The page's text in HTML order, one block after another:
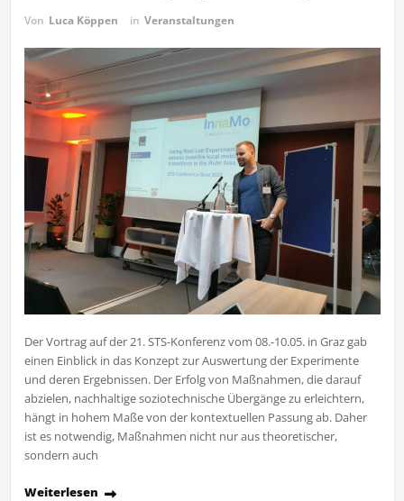
Von Luca Köppen in Veranstaltungen
Der Vortrag auf der 21. STS-Konferenz vom 08.-10.05. in Graz gab
einen Einblick in das Konzept zur Auswertung der Experimente
und deren Ergebnissen. Der Erfolg von Maßnahmen, die darauf
abzielen, nachhaltige soziotechnische Übergänge zu erleichtern,
hängt in hohem Maße von der kontextuellen Passung ab. Daher
ist es notwendig, Maßnahmen nicht nur aus theoretischer,
sondern auch
Weiterlesen